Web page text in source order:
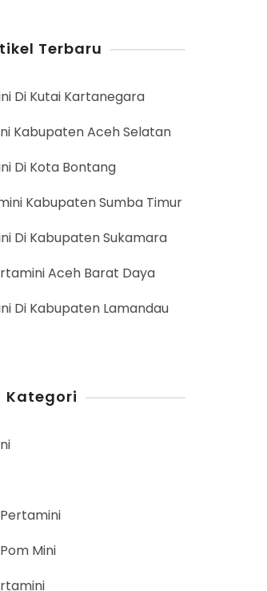
Terbaru
Di Kutai Kartanegara
Kabupaten Aceh Selatan
Di Kota Bontang
Kabupaten Sumba Timur
Di Kabupaten Sukamara
Aceh Barat Daya
Di Kabupaten Lamandau
Kategori
Mini